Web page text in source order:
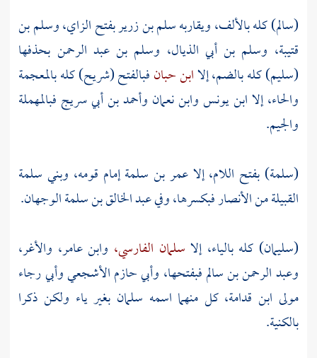
(سالم) كله بالألف، ويقاربهسلم بن زريربفتح الزاي،وسلم بن
قتيبة، وسلم بن أبي الذيال، وسلم بن عبد الرحمن بحذفها
(سليم) كله بالضم، إلاابن حبانفبالفتح (شريح) كله بالمعجمة
والحاء، إلاابن يونسوابن نعمان وأحمد بن أبي سريج فبالمهملة
والجيم.
(سلمة) بفتح اللام، إلاعمر بن سلمةإمام قومه، وبني سلمة
القبيلة من الأنصار فبكسرها، وفيعبد الخالق بن سلمةالوجهان.
(سليمان) كله بالياء، إلا سلمان الفارسي، وابن عامر، والأغر،
وعبد الرحمن بن سالمفبفتحها، وأبي حازم الأشجعيوأبي رجاء
مولى ابن قدامة،كل منهما اسمه سلمان بغير ياء ولكن ذكرا
بالكنية.